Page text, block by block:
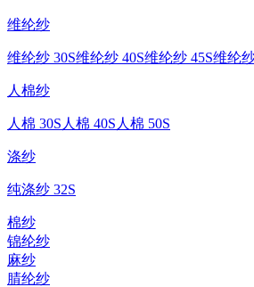
维纶纱
维纶纱 30S维纶纱 40S维纶纱 45S维纶
人棉纱
人棉 30S 人棉 40S 人棉 50S
涤纱
纯涤纱 32S
棉纱
锦纶纱
麻纱
腈纶纱